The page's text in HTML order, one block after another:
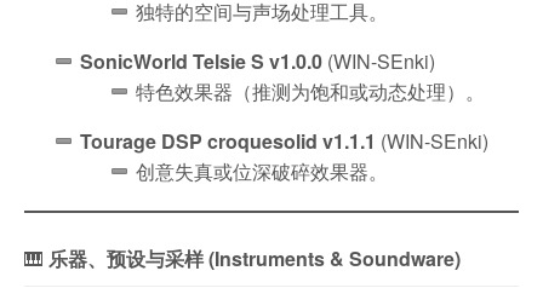
独特的空间与声场处理工具。
SonicWorld Telsie S v1.0.0 (WIN-SEnki)
特色效果器（推测为饱和或动态处理）。
Tourage DSP croquesolid v1.1.1 (WIN-SEnki)
创意失真或位深破碎效果器。
🎹 乐器、预设与采样 (Instruments & Soundware)